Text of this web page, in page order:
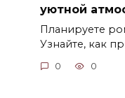
уютной
Планируете
Узнайте, как
0 0